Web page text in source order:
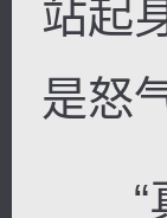
站起
是怒
“真